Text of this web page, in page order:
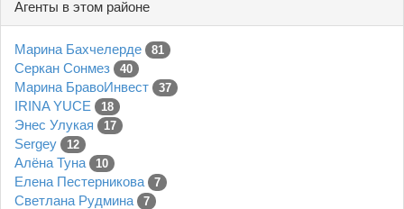
Агенты в этом районе
Марина Бахчелерде 81
Серкан Сонмез 40
Марина БравоИнвест 37
IRINA YUCE 18
Энес Улукая 17
Sergey 12
Алёна Туна 10
Елена Пестерникова 7
Светлана Рудмина 7